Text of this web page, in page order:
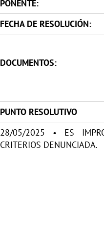
PONENTE:
FECHA DE RESOLUCIÓN:
DOCUMENTOS:
PUNTO RESOLUTIVO
28/05/2025 • ES
CRITERIOS DENUNCIADA.